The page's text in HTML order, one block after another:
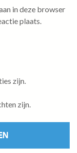
in deze browser
plaats.
zijn.
zijn.